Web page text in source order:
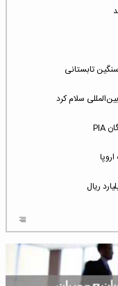
تابستانی
سلام کرد
[جمعه ساعت ۰۱:۴۵]